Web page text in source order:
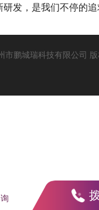
发，是我们不停的追
市鹏城瑞科技有限公司